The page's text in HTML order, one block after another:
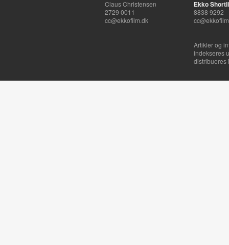
Claus Christensen
2729 0011
cc@ekkofilm.dk
Ekko
8838 9292
Artikler og
indekseres
distribueres